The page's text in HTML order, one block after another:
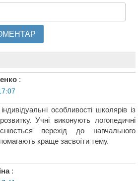
:
особливості школярів із
Учні виконують логопедичні
перехід до навчального
краще засвоїти тему.
: